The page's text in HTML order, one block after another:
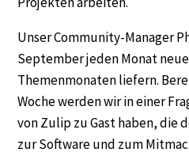
Unser Community-Manager
September jeden Monat
Themenmonaten liefern.
Woche werden wir in einer
von Zulip zu Gast haben, die
zur Software und zum